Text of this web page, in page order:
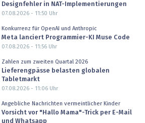
Designfehler in NAT-Implementierungen
07.08.2026 - 11:50 Uhr
Konkurrenz für OpenAI und Anthropic
Meta lanciert Programmier-KI Muse Code
07.08.2026 - 11:56Uhr
Zahlen zum zweiten Quartal 2026
Lieferengpässe belasten globalen
Tabletmarkt
07.08.2026 - 11:06Uhr
Angebliche Nachrichten vermeintlicher Kinder
Vorsicht vor "Hallo Mama"-Trick per E-Mail
und Whatsapp